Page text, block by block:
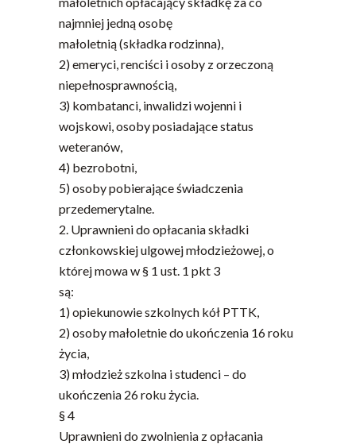
najmniej jedną osobę
małoletnią (składka rodzinna),
2) emeryci, renciści i osoby z orzeczoną
niepełnosprawnością,
3) kombatanci, inwalidzi wojenni i
wojskowi, osoby posiadające status
weteranów,
4) bezrobotni,
5) osoby pobierające świadczenia
przedemerytalne.
2. Uprawnieni do opłacania składki
członkowskiej ulgowej młodzieżowej, o
której mowa w § 1 ust. 1 pkt 3
są:
1) opiekunowie szkolnych kół PTTK,
2) osoby małoletnie do ukończenia 16 roku
życia,
3) młodzież szkolna i studenci – do
ukończenia 26 roku życia.
§ 4
Uprawnieni do zwolnienia z opłacania